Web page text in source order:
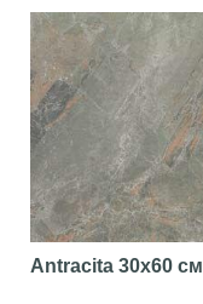
Antracita 30x60 см